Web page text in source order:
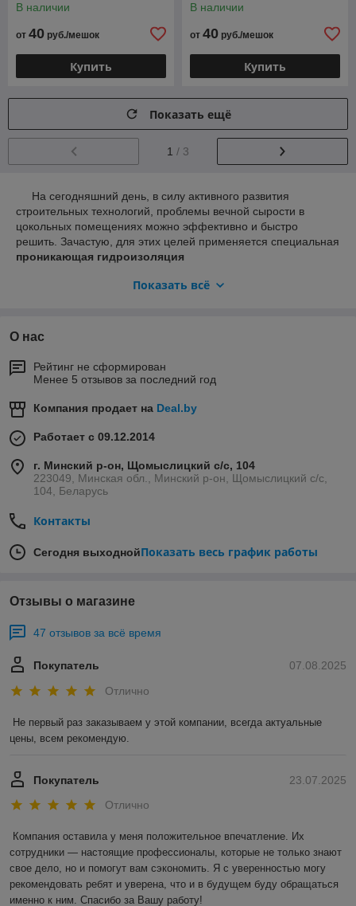
В наличии
от 40 руб./мешок
Купить
В наличии
от 40 руб./мешок
Купить
Показать ещё
1 / 3
На сегодняшний день, в силу активного развития
строительных технологий, проблемы вечной сырости в
цокольных помещениях можно эффективно и быстро
решить. Зачастую, для этих целей применяется специальная
проникающая гидроизоляция
– технология, позволяющая обеспечить наиболее
проникающей изоляции в наше время относятся составы,
материалов. Принцип действия таких веществ, как можно
судить из названия, основывается на проникновении
растворов в пористую структуру изолируемого материала, и
их фиксацию.
а жидкость вытесняется. Создается, как бы, некая пленка,
изоляции – лучшие в своем роде и мало того, что обходятся
начальном этапе строительства, так и в дальнейшем, при
проведении ремонтов или восстановлении слоя изоляции.
При этом, благодаря особенностям самих растворов,
возможна как гидроизоляция стен, так и изоляция пола, и
даже потолка подвала.
В любом случае вещества активно проникнут в
поверхность, впитаются и создадут эффективный барьер на
Показать всё
О нас
Рейтинг не сформирован
Менее 5 отзывов за последний год
Компания продает на Deal.by
Работает с 09.12.2014
г. Минский р-он, Щомыслицкий с/с, 104
223049, Минская обл., Минский р-он, Щомыслицкий с/с,
104, Беларусь
Контакты
Сегодня выходнойПоказать весь график работы
Отзывы о магазине
47 отзывов за всё время
07.08.2025
Покупатель
Отлично
Не первый раз заказываем у этой компании, всегда актуальные
цены, всем рекомендую.
23.07.2025
Покупатель
Отлично
Компания оставила у меня положительное впечатление. Их
сотрудники — настоящие профессионалы, которые не только знают
свое дело, но и помогут вам сэкономить. Я с уверенностью могу
рекомендовать ребят и уверена, что и в будущем буду обращаться
именно к ним. Спасибо за Вашу работу!